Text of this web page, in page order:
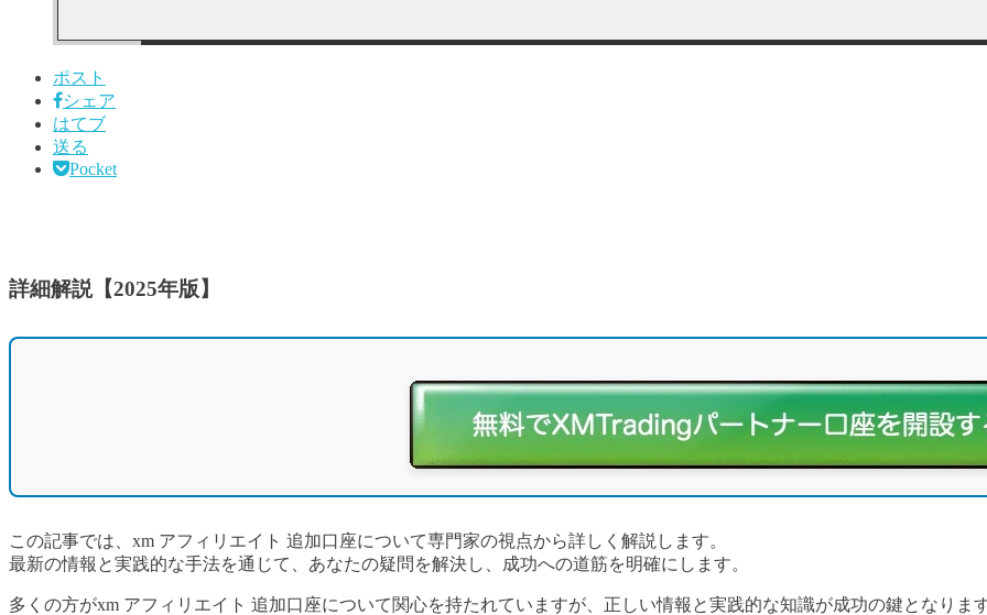
ポスト
シェア
はてブ
送る
Pocket
詳細解説【2025年版】
この記事では、xm アフィリエイト 追加口座について専門家の視点から詳しく解説します。
最新の情報と実践的な手法を通じて、あなたの疑問を解決し、成功への道筋を明確にします。
多くの方がxm アフィリエイト 追加口座について関心を持たれていますが、正しい情報と実践的な知識が成功の鍵となりま